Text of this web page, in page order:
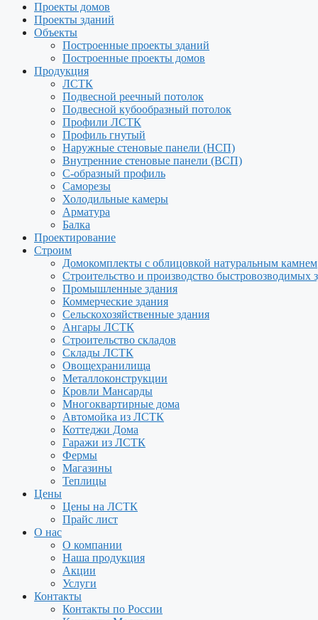
Проекты домов
Проекты зданий
Объекты
Построенные проекты зданий
Построенные проекты домов
Продукция
ЛСТК
Подвесной реечный потолок
Подвесной кубообразный потолок
Профили ЛСТК
Профиль гнутый
Наружные стеновые панели (НСП)
Внутренние стеновые панели (ВСП)
С-образный профиль
Саморезы
Холодильные камеры
Арматура
Балка
Проектирование
Строим
Домокомплекты с облицовкой натуральным камнем
Строительство и производство быстровозводимых
Промышленные здания
Коммерческие здания
Сельскохозяйственные здания
Ангары ЛСТК
Строительство складов
Склады ЛСТК
Овощехранилища
Металлоконструкции
Кровли Мансарды
Многоквартирные дома
Автомойка из ЛСТК
Коттеджи Дома
Гаражи из ЛСТК
Фермы
Магазины
Теплицы
Цены
Цены на ЛСТК
Прайс лист
О нас
О компании
Наша продукция
Акции
Услуги
Контакты
Контакты по России